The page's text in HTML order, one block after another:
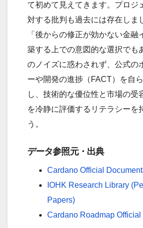
て初めて見えてきます。プロジ
対する批判も過去には存在しま
「後からの修正が効かない金融
築する上での意図的な選択でも
のノイズに惑わされず、公式の
ーや開発の進捗（FACT）を自
し、技術的な優位性と市場の受
を冷静に評価するリテラシーを
う。
データ参照元・出典
Cardano Official
IOHK Research Library
Papers)
Cardano Roadmap Official